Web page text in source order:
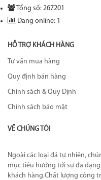
Tổng số: 267201
Đang online: 1
HỖ TRỢ KHÁCH HÀNG
Tư vấn mua hàng
Quy định bán hàng
Chính sách & Quy Định
Chính sách bảo mật
VỀ CHÚNG TÔI
Ngoài các loại đá tự nhiên,
mục tiêu hướng tới sự đa
khách hàng.Chất lượng công